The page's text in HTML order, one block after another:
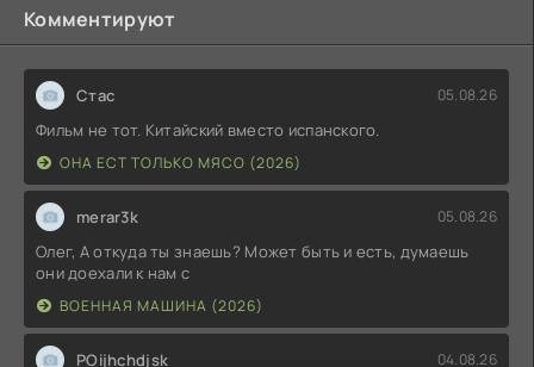
Комментируют
Стас 05.08.26
Фильм не тот. Китайский вместо испанского.
ОНА ЕСТ ТОЛЬКО МЯСО (2026)
merar3k 05.08.26
Олег, А откуда ты знаешь? Может быть и есть, думаешь
они доехали к нам с
ВОЕННАЯ МАШИНА (2026)
POijhchdjsk 04.08.26